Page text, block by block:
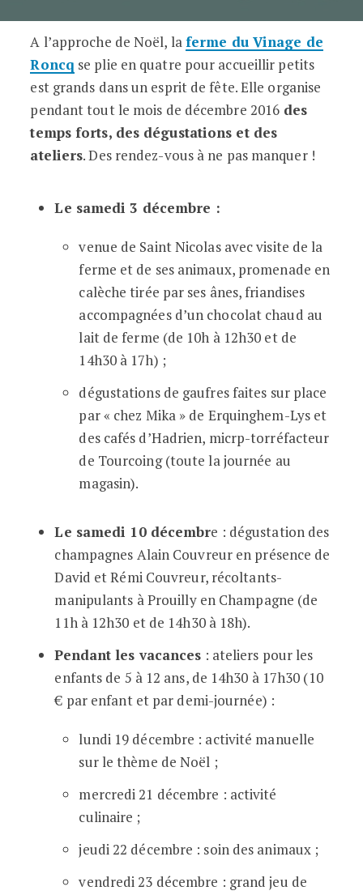
Un Noël à la ferme du Vinage
A l’approche de Noël, laferme du Vinage de
Roncq se plie en quatre pour accueillir petits
est grands dans un esprit de fête. Elle organise
pendant tout le mois de décembre 2016 des
temps forts, des dégustations et des
ateliers. Des rendez-vous à ne pas manquer !
Le samedi 3 décembre :
venue de Saint Nicolas avec visite de la
ferme et de ses animaux, promenade en
calèche tirée par ses ânes, friandises
accompagnées d’un chocolat chaud au
lait de ferme (de 10h à 12h30 et de
14h30 à 17h) ;
dégustations de gaufres faites sur place
par « chez Mika » de Erquinghem-Lys et
des cafés d’Hadrien, micrp-torréfacteur
de Tourcoing (toute la journée au
magasin).
Le samedi 10 décembre : dégustation des
champagnes Alain Couvreur en présence de
David et Rémi Couvreur, récoltants-
manipulants à Prouilly en Champagne (de
11h à 12h30 et de 14h30 à 18h).
Pendant les vacances : ateliers pour les
enfants de 5 à 12 ans, de 14h30 à 17h30 (10
€ par enfant et par demi-journée) :
lundi 19 décembre : activité manuelle
sur le thème de Noël ;
mercredi 21 décembre : activité
culinaire ;
jeudi 22 décembre : soin des animaux ;
vendredi 23 décembre : grand jeu de